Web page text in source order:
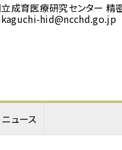
成育医療研究センター
hid@ncchd.go.jp
ニュース